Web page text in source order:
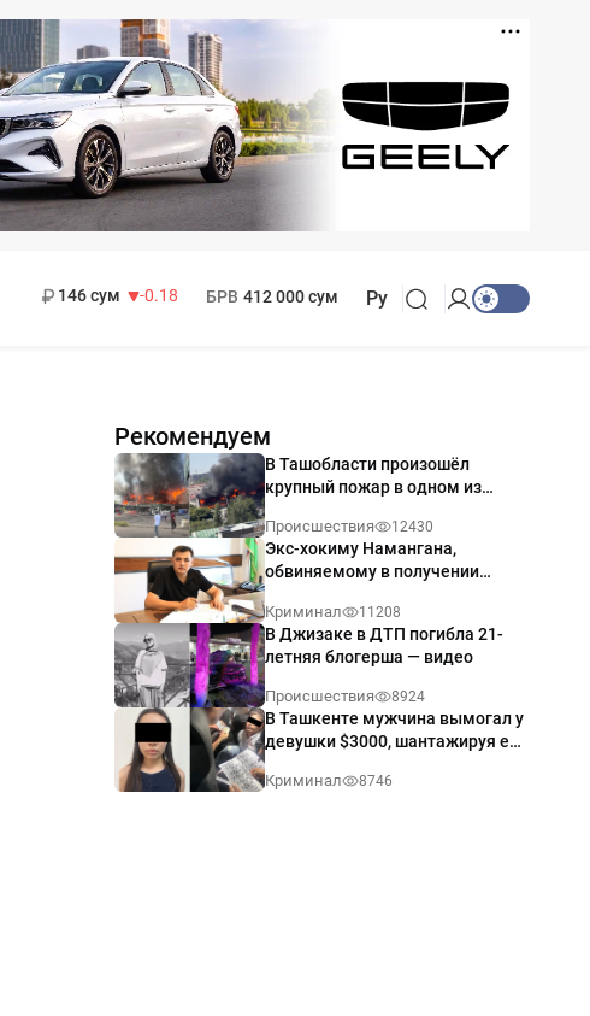
146 сум
-0.18
БРВ 412 000 сум Ру
Рекомендуем
В Ташобласти произошёл
крупный пожар в одном из
Происшествия 12430
Экс-хокиму Намангана,
обвиняемому в получении
приговор
Криминал 11208
В Джизаке в ДТП погибла 21-
летняя блогерша — видео
Происшествия 8924
В Ташкенте мужчина вымогал у
девушки $3000, шантажируя её
Криминал 8746